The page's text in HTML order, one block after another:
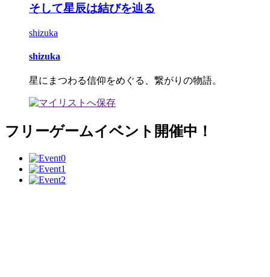
そして星辰は結びを辿る
shizuka
shizuka
星にまつわる信仰をめぐる、繋がりの物語。
フリーゲームイベント開催中！